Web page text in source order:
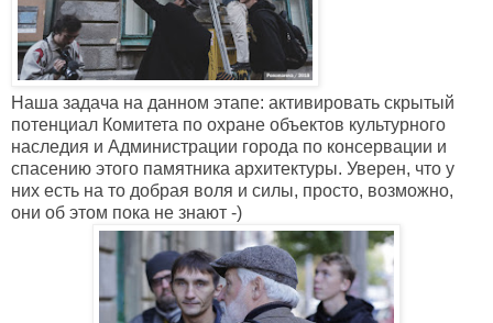
Наша задача на данном этапе: активировать скрытый
потенциал Комитета по охране объектов культурного
наследия и Администрации города по консервации и
спасению этого памятника архитектуры. Уверен, что у
них есть на то добрая воля и силы, просто, возможно,
они об этом пока не знают -)